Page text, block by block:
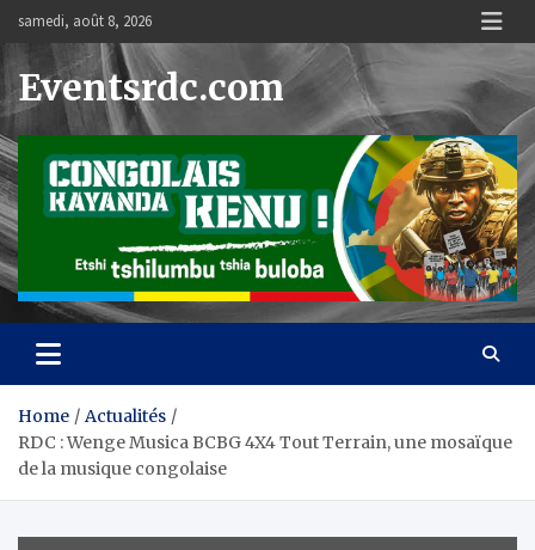
content
samedi, août 8, 2026
Eventsrdc.com
Home
Actualités
RDC : Wenge Musica BCBG 4X4 Tout Terrain, une mosaïque
de la musique congolaise